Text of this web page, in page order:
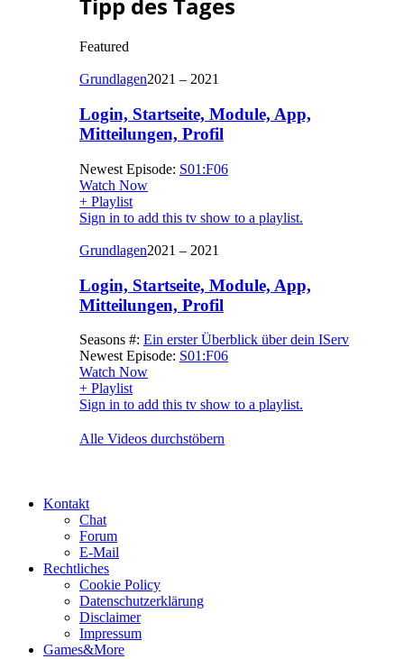
Tipp des Tages
Featured
Grundlagen2021 – 2021
Login, Startseite, Module, App,
Mitteilungen, Profil
Newest Episode: S01:F06
Watch Now
+ Playlist
Sign in to add this tv show to a playlist.
Grundlagen2021 – 2021
Login, Startseite, Module, App,
Mitteilungen, Profil
Seasons #: Ein erster Überblick über dein IServ
Newest Episode: S01:F06
Watch Now
+ Playlist
Sign in to add this tv show to a playlist.
Alle Videos durchstöbern
Kontakt
Chat
Forum
E-Mail
Rechtliches
Cookie Policy
Datenschutzerklärung
Disclaimer
Impressum
Games&More